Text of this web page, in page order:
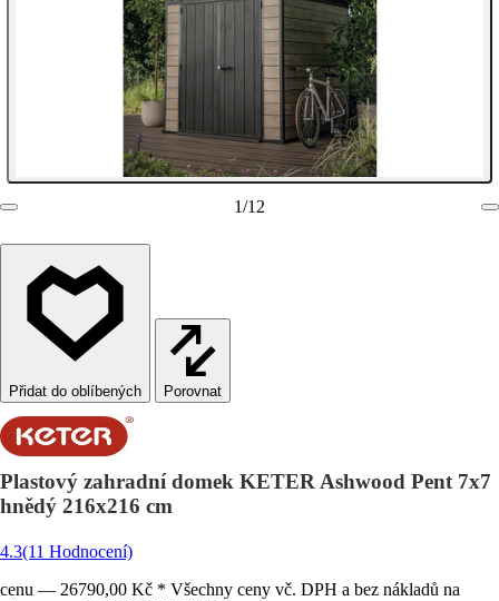
1/12
Porovnat
Plastový zahradní domek KETER Ashwood Pent 7x7
hnědý 216x216 cm
4.3(11 Hodnocení)
cenu — 26790,00 Kč * Všechny ceny vč. DPH a bez nákladů na